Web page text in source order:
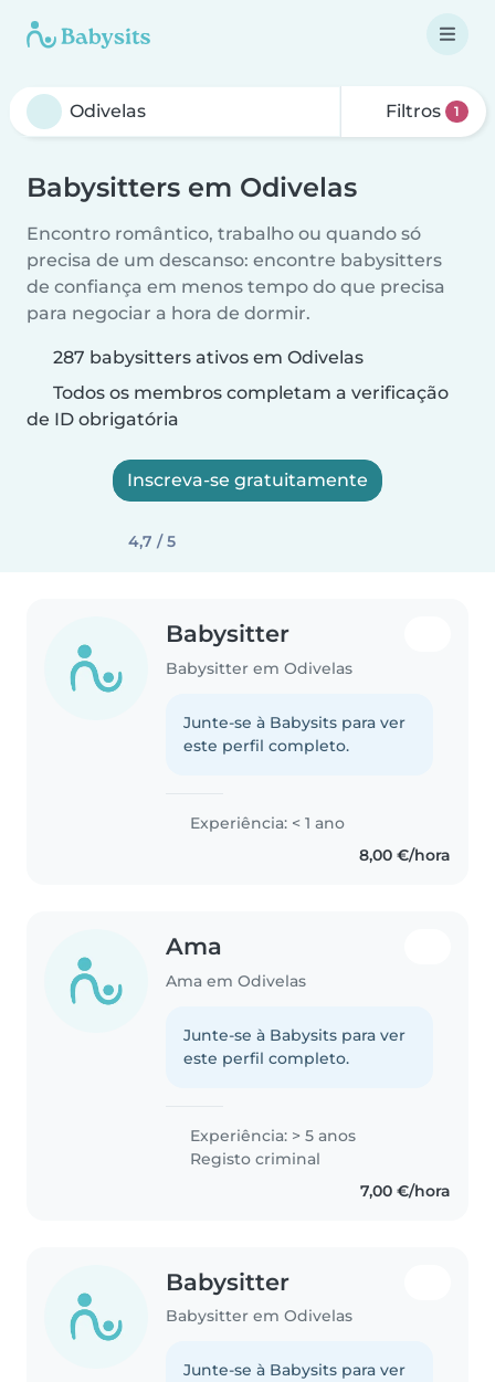
Filtros 1
Babysitters em Odivelas
Encontro romântico, trabalho ou quando só
precisa de um descanso: encontre babysitters
de confiança em menos tempo do que precisa
para negociar a hora de dormir.
287 babysitters ativos em Odivelas
Todos os membros completam a verificação
de ID obrigatória
Inscreva-se gratuitamente
4,7 / 5
Babysitter
Babysitter em Odivelas
Junte-se à Babysits para ver
este perfil completo.
Experiência: < 1 ano
8,00 €/hora
Ama
Ama em Odivelas
Junte-se à Babysits para ver
este perfil completo.
Experiência: > 5 anos
Registo criminal
7,00 €/hora
Babysitter
Babysitter em Odivelas
Junte-se à Babysits para ver